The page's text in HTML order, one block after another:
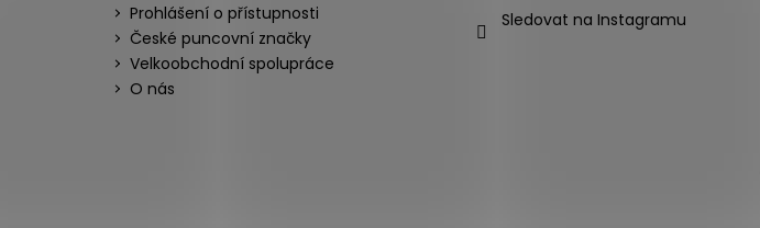
Prohlášení o přístupnosti
České puncovní značky
Velkoobchodní spolupráce
O nás
Sledovat na Instagramu